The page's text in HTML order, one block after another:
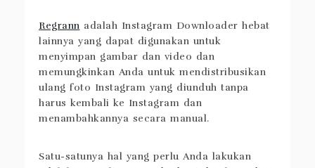
Regrannadalah Instagram Downloader hebat
lainnya yang dapat digunakan untuk
menyimpan gambar dan video dan
memungkinkan Anda untuk mendistribusikan
menambahkannya secara manual.